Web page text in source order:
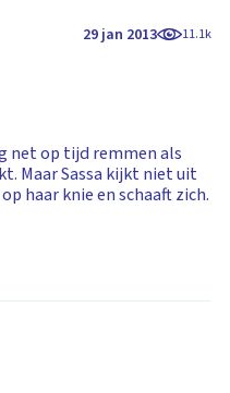
29 jan 2013 11.1k
net op tijd remmen als
Maar Sassa kijkt niet uit
haar knie en schaaft zich.